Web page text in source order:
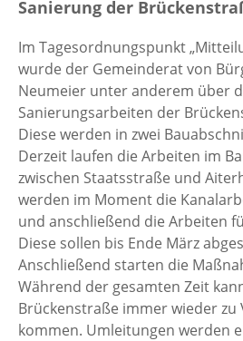
Sanierung der
Im Tagesordnungspunkt
wurde der Gemeinderat von
Neumeier unter anderem über
Sanierungsarbeiten der
Diese werden in zwei
Derzeit laufen die Arbeiten im
zwischen Staatsstraße und
werden im Moment die
und anschließend die Arbeiten
Diese sollen bis Ende März
Anschließend starten die
Während der gesamten Zeit
Brückenstraße immer wieder zu
kommen. Umleitungen werden